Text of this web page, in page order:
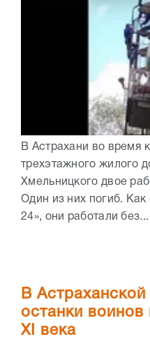
В Астрахани во время
трехэтажного жилого
Хмельницкого двое
Один из них погиб.
24», они работали без...
В
останки
XI века